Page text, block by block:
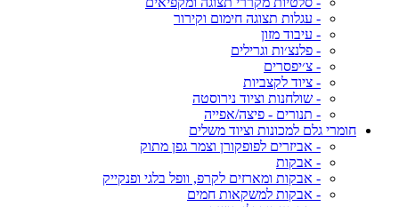
- עגלות תצוגה חימום וקירור
- עיבוד מזון
- פלנצ׳ות וגרילים
- צ׳יפסרים
- ציוד לקצביות
- שולחנות וציוד נירוסטה
- תנורים - פיצה/אפייה
חומרי גלם למכונות וציוד משלים
- אביזרים לפופקורן וצמר גפן מתוק
- אבקות
- אבקות ומארזים לקרפ, וופל בלגי ופנקייק
- אבקות למשקאות חמים